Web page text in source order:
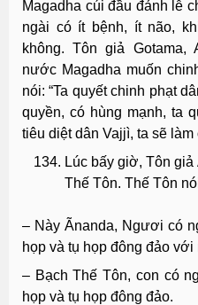
Magadha cúi đầu đảnh lễ
ngài có ít bệnh, ít não,
không. Tôn giả Gotama,
nước Magadha muốn
nói: “Ta quyết chinh phạt
quyền, có hùng mạnh, ta
tiêu diệt dân Vajjì, ta sẽ
Lúc bấy giờ, Tôn
Thế Tôn. Thế Tôn
– Này Ãnanda, Ngươi có
họp và tụ họp đông đảo
– Bạch Thế Tôn, con có
họp và tụ họp đông đảo.